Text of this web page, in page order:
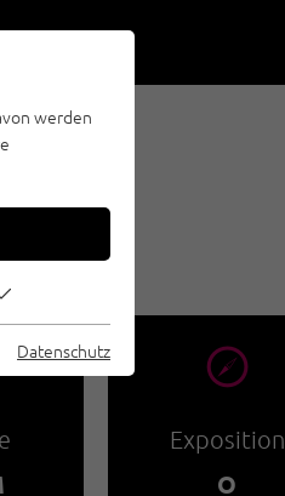
🞂
Exposition
O
werden
Datenschutz